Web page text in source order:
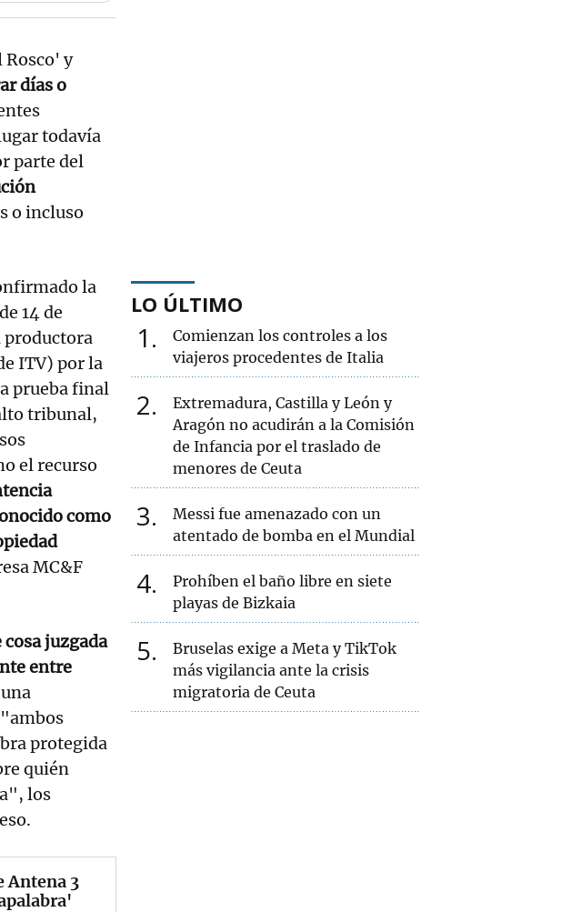
Rosco' y
días o
todavía
parte del
o incluso
la
14 de
productora
ITV) por la
prueba final
tribunal,
el recurso
como
MC&F
cosa juzgada
entre
protegida
quién
los
Antena 3
LO ÚLTIMO
1
Comienzan los controles a los
viajeros procedentes de Italia
2
Extremadura, Castilla y León y
Aragón no acudirán a la Comisión
de Infancia por el traslado de
menores de Ceuta
3
Messi fue amenazado con un
atentado de bomba en el Mundial
4
Prohíben el baño libre en siete
playas de Bizkaia
5
Bruselas exige a Meta y TikTok
más vigilancia ante la crisis
migratoria de Ceuta